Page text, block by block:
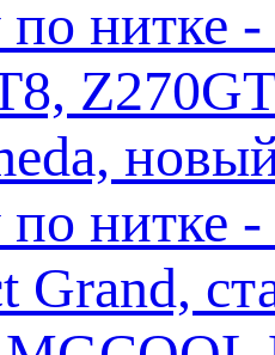
нитке -
нитке -
Grand,